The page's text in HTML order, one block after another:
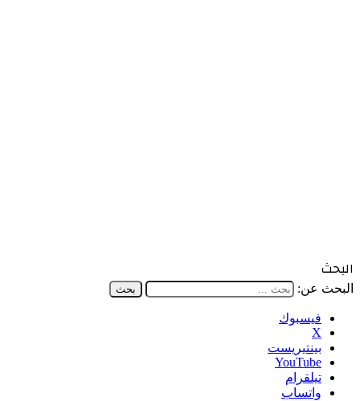
البحث
البحث عن:
فيسبوك
‫X
بينتيريست
‫YouTube
تيلقرام
واتساب